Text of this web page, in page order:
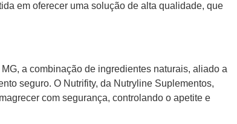
em oferecer uma solução de alta qualidade, que
a combinação de ingredientes naturais, aliado a
seguro. O Nutrifity, da Nutryline Suplementos,
com segurança, controlando o apetite e